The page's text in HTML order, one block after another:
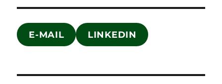
E-MAIL LINKEDIN